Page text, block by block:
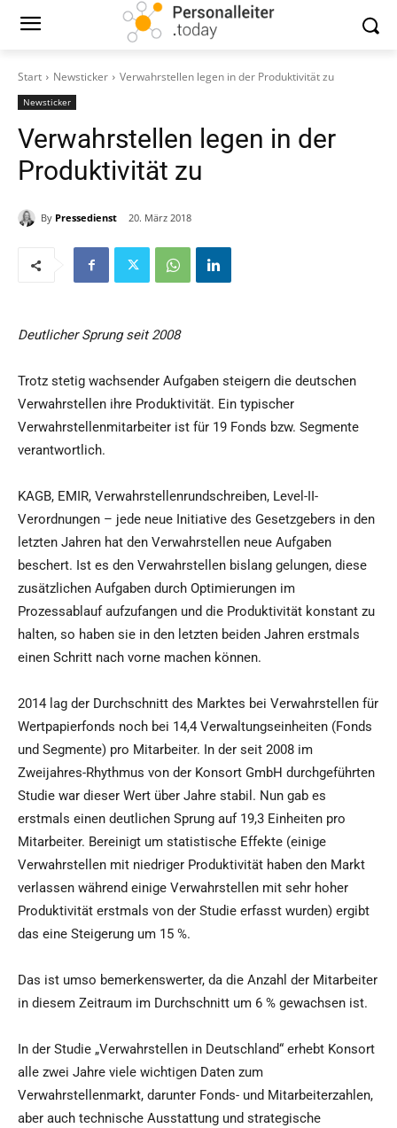
Start Newsticker Verwahrstellen legen in der Produktivität zu
Newsticker
Verwahrstellen legen in der
Produktivität zu
By Pressedienst 20. März 2018
Deutlicher Sprung seit 2008
Trotz stetig wachsender Aufgaben steigern die deutschen
Verwahrstellen ihre Produktivität. Ein typischer
Verwahrstellenmitarbeiter ist für 19 Fonds bzw. Segmente
verantwortlich.
KAGB, EMIR, Verwahrstellenrundschreiben, Level-II-
Verordnungen – jede neue Initiative des Gesetzgebers in den
letzten Jahren hat den Verwahrstellen neue Aufgaben
beschert. Ist es den Verwahrstellen bislang gelungen, diese
zusätzlichen Aufgaben durch Optimierungen im
Prozessablauf aufzufangen und die Produktivität konstant zu
halten, so haben sie in den letzten beiden Jahren erstmals
einen Schritt nach vorne machen können.
2014 lag der Durchschnitt des Marktes bei Verwahrstellen für
Wertpapierfonds noch bei 14,4 Verwaltungseinheiten (Fonds
und Segmente) pro Mitarbeiter. In der seit 2008 im
Zweijahres-Rhythmus von der Konsort GmbH durchgeführten
Studie war dieser Wert über Jahre stabil. Nun gab es
erstmals einen deutlichen Sprung auf 19,3 Einheiten pro
Mitarbeiter. Bereinigt um statistische Effekte (einige
Verwahrstellen mit niedriger Produktivität haben den Markt
verlassen während einige Verwahrstellen mit sehr hoher
Produktivität erstmals von der Studie erfasst wurden) ergibt
das eine Steigerung um 15 %.
Das ist umso bemerkenswerter, da die Anzahl der Mitarbeiter
in diesem Zeitraum im Durchschnitt um 6 % gewachsen ist.
In der Studie „Verwahrstellen in Deutschland“ erhebt Konsort
alle zwei Jahre viele wichtigen Daten zum
Verwahrstellenmarkt, darunter Fonds- und Mitarbeiterzahlen,
aber auch technische Ausstattung und strategische